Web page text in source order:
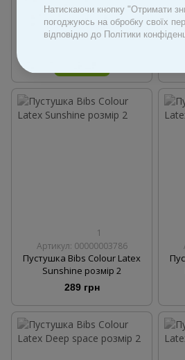
Пустушка Bibs Colour Latex
Plum розмір 2
289 грн
1
Артикул: 00000003786
Пустушка Bibs Colour Latex
Sunshine розмір 2
289 грн
Натискаючи кнопку "Отримати
погоджуюсь на обробку своїх
відповідно до Політики